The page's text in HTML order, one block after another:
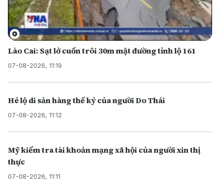
Lào Cai: Sạt lở cuốn trôi 30m mặt đường tỉnh lộ 161
07-08-2026, 11:19
Hé lộ di sản hàng thế kỷ của người Do Thái
07-08-2026, 11:12
Mỹ kiểm tra tài khoản mạng xã hội của người xin thị
thực
07-08-2026, 11:11